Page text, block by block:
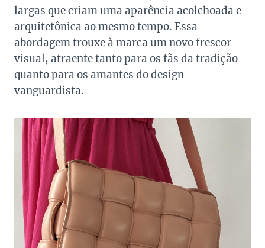
largas que criam uma aparência acolchoada e
arquitetônica ao mesmo tempo. Essa
abordagem trouxe à marca um novo frescor
visual, atraente tanto para os fãs da tradição
quanto para os amantes do design
vanguardista.